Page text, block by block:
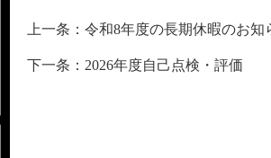
上一条：令和8年度の長期休暇のお知
下一条：2026年度自己点検・評価